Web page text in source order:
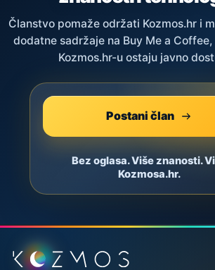
Članstvo pomaže održati Kozmos.hr i
dodatne sadržaje na Buy Me a
Kozmos.hr-u ostaju javno
Postani član
Bez oglasa. Više znanosti.
Kozmosa.hr.
Podnožje stranice